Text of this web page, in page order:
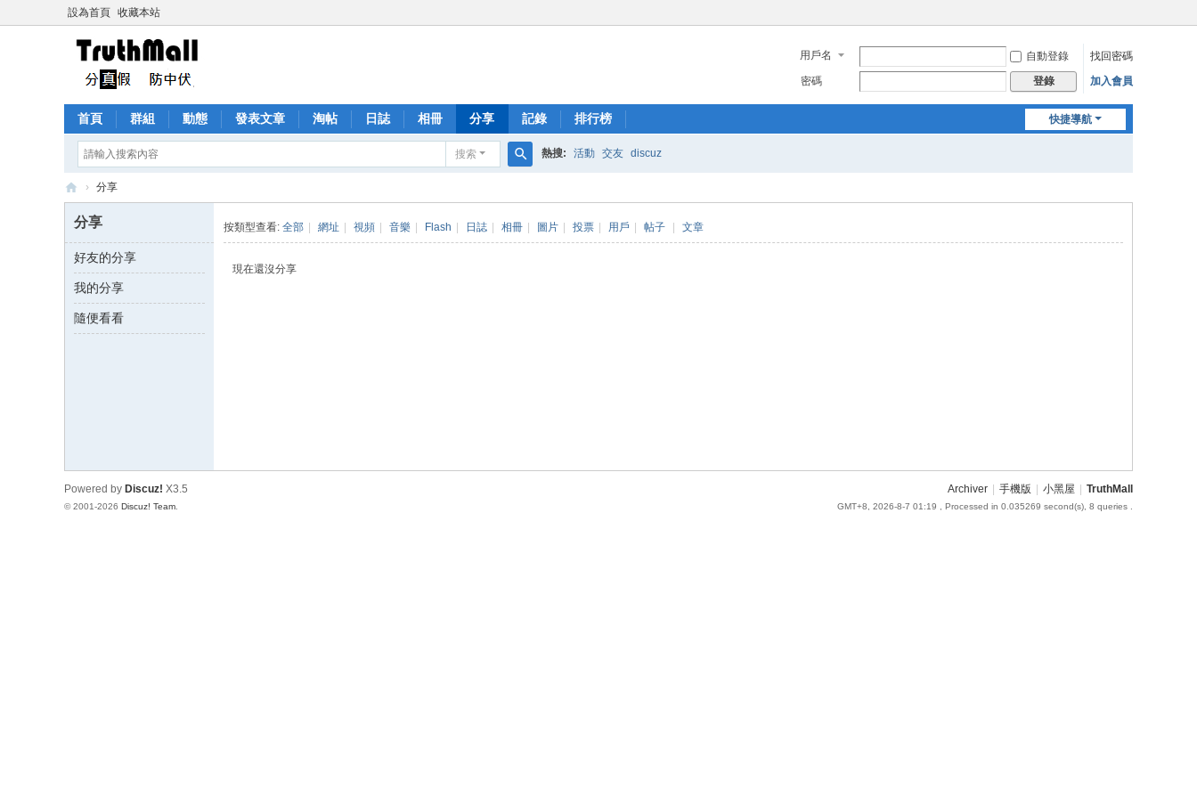
設為首頁 收藏本站
用戶名 自動登錄
找回密碼
密碼
登錄 加入會員
快捷導航
首頁 群組 動態 發表文章 淘帖 日誌 相冊 分享 記錄 排行榜
搜索
索
熱搜: 活動 交友 discuz
h
M
all
› 分享
分享
好友的分享
我的分享
隨便看看
按類型查看: 全部 網址 視頻 音樂 Flash 日誌 相冊 圖片 投票 用戶 帖子 文章
現在還沒分享
Archiver 手機版 小黑屋 TruthMall
GMT+8, 2026-8-7 01:19 , Processed in 0.035269 second(s), 8 queries .
Powered by Discuz! X3.5
© 2001-2026 Discuz! Team